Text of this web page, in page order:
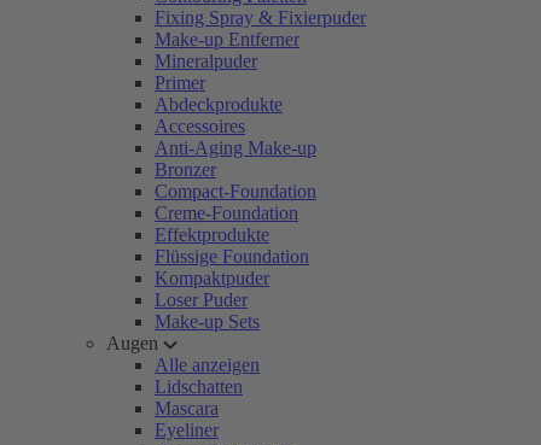
Fixing Spray & Fixierpuder
Make-up Entferner
Mineralpuder
Primer
Abdeckprodukte
Accessoires
Anti-Aging Make-up
Bronzer
Compact-Foundation
Creme-Foundation
Effektprodukte
Flüssige Foundation
Kompaktpuder
Loser Puder
Make-up Sets
Augen
Alle anzeigen
Lidschatten
Mascara
Eyeliner